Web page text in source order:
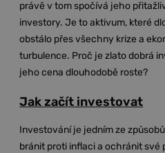
právě v tom spočívá jeho
investory. Je to aktivum, které
obstálo přes všechny krize a
turbulence. Proč je zlato dobrá
jeho cena dlouhodobě roste?
Jak začít investovat
Investování je jedním ze
bránit proti inflaci a ochránit své